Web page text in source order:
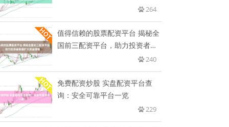
264
值得信赖的股票配资平台 揭秘全
国前三配资平台，助力投资者稳
240
免费配资炒股 实盘配资平台查
询：安全可靠平台一览
229